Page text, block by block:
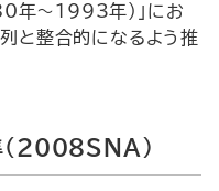
年～1993年）」にお
と整合的になるよう推
（2008SNA)